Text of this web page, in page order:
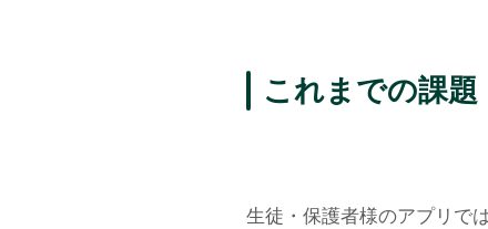
これまでの課題
生徒・保護者様のアプリで